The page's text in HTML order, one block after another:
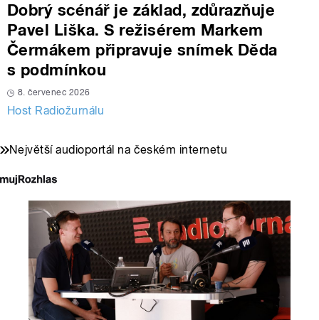
Dobrý scénář je základ, zdůrazňuje
Pavel Liška. S režisérem Markem
Čermákem připravuje snímek Děda
s podmínkou
8. červenec 2026
Host Radiožurnálu
Největší audioportál na českém internetu